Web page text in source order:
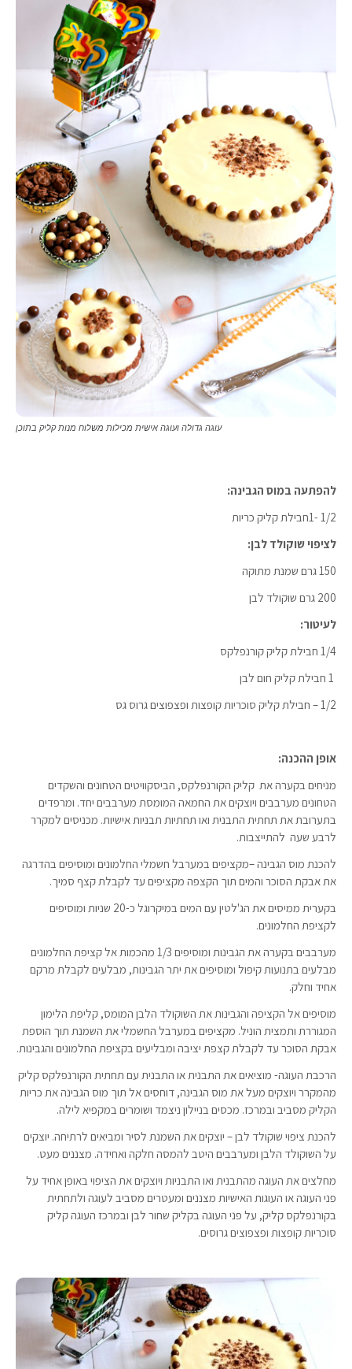
עוגה גדולה ועוגה אישית מכילות משלוח מנות קליק בתוכן
להפתעה במוס הגבינה:
1/2 -1חבילת קליק כריות
לציפוי שוקולד לבן:
150 גרם שמנת מתוקה
200 גרם שוקולד לבן
לעיטור:
1/4 חבילת קליק קורנפלקס
1 חבילת קליק חום לבן
1/2 – חבילת קליק סוכריות קופצות ופצפוצים גרוס גס
אופן ההכנה:
מניחים בקערה את קליק הקורנפלקס, הביסקוויטים הטחונים והשקדים
הטחונים מערבבים ויוצקים את החמאה המומסת מערבבים יחד. ומרפדים
בתערובת את תחתית התבנית ואו תחתיות תבניות אישיות. מכניסים למקרר
לרבע שעה להתייצבות.
להכנת מוס הגבינה –מקציפים במערבל חשמלי החלמונים ומוסיפים בהדרגה
את אבקת הסוכר והמים תוך הקצפה מקציפים עד לקבלת קצף סמיך.
בקערית ממיסים את הג'לטין עם המים במיקרוגל כ-20 שניות ומוסיפים
לקציפת החלמונים.
מערבבים בקערה את הגבינות ומוסיפים 1/3 מהכמות אל קציפת החלמונים
מבלעים בתנועות קיפול ומוסיפים את יתר הגבינות, מבלעים לקבלת מרקם
אחיד וחלק.
מוסיפים אל הקציפה והגבינות את השוקולד הלבן המומס, קליפת הלימון
המגוררת ותמצית הוניל. מקציפים במערבל החשמלי את השמנת תוך הוספת
אבקת הסוכר עד לקבלת קצפת יציבה ומבליעים בקציפת החלמונים והגבינות.
הרכבת העוגה- מוציאים את התבנית או התבנית עם תחתית הקורנפלקס קליק
מהמקרר ויוצקים מעל את מוס הגבינה, דוחסים אל תוך מוס הגבינה את כריות
הקליק מסביב ובמרכז. מכסים בניילון ניצמד ושומרים במקפיא לילה.
להכנת ציפוי שוקולד לבן – יוצקים את השמנת לסיר ומביאים לרתיחה. יוצקים
על השוקולד הלבן ומערבבים היטב להמסה חלקה ואחידה. מצננים מעט.
מחלצים את העוגה מהתבנית ואו התבניות ויוצקים את הציפוי באופן אחיד על
פני העוגה או העוגות האישיות מצננים ומעטרים מסביב לעוגה ולתחתית
בקורנפלקס קליק, על פני העוגה בקליק שחור לבן ובמרכז העוגה קליק
סוכריות קופצות ופצפוצים גרוסים.